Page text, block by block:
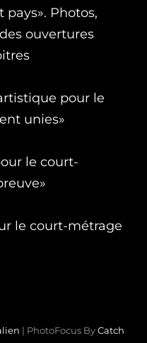
Photos,
ouvertures
pour le
unies»
le court-
le court-métrage
| PhotoFocus ByCatch